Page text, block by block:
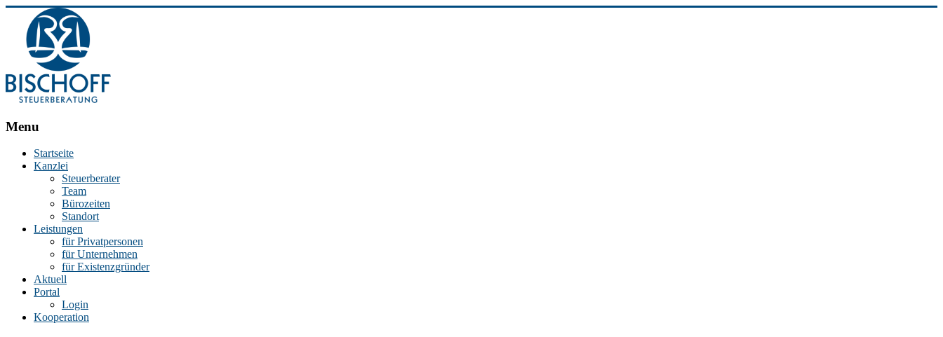
BISCHOFF
Stephan
Steuerberater
Essen
Menu
Startseite
Kanzlei
Steuerberater
Team
Bürozeiten
Standort
Leistungen
für Privatpersonen
für Unternehmen
für Existenzgründer
Aktuell
Portal
Login
Kooperation